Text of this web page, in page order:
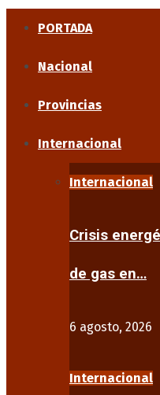
PORTADA
Nacional
Provincias
Internacional
Internacional
Crisis
de gas en…
6 agosto, 2026
Internacional